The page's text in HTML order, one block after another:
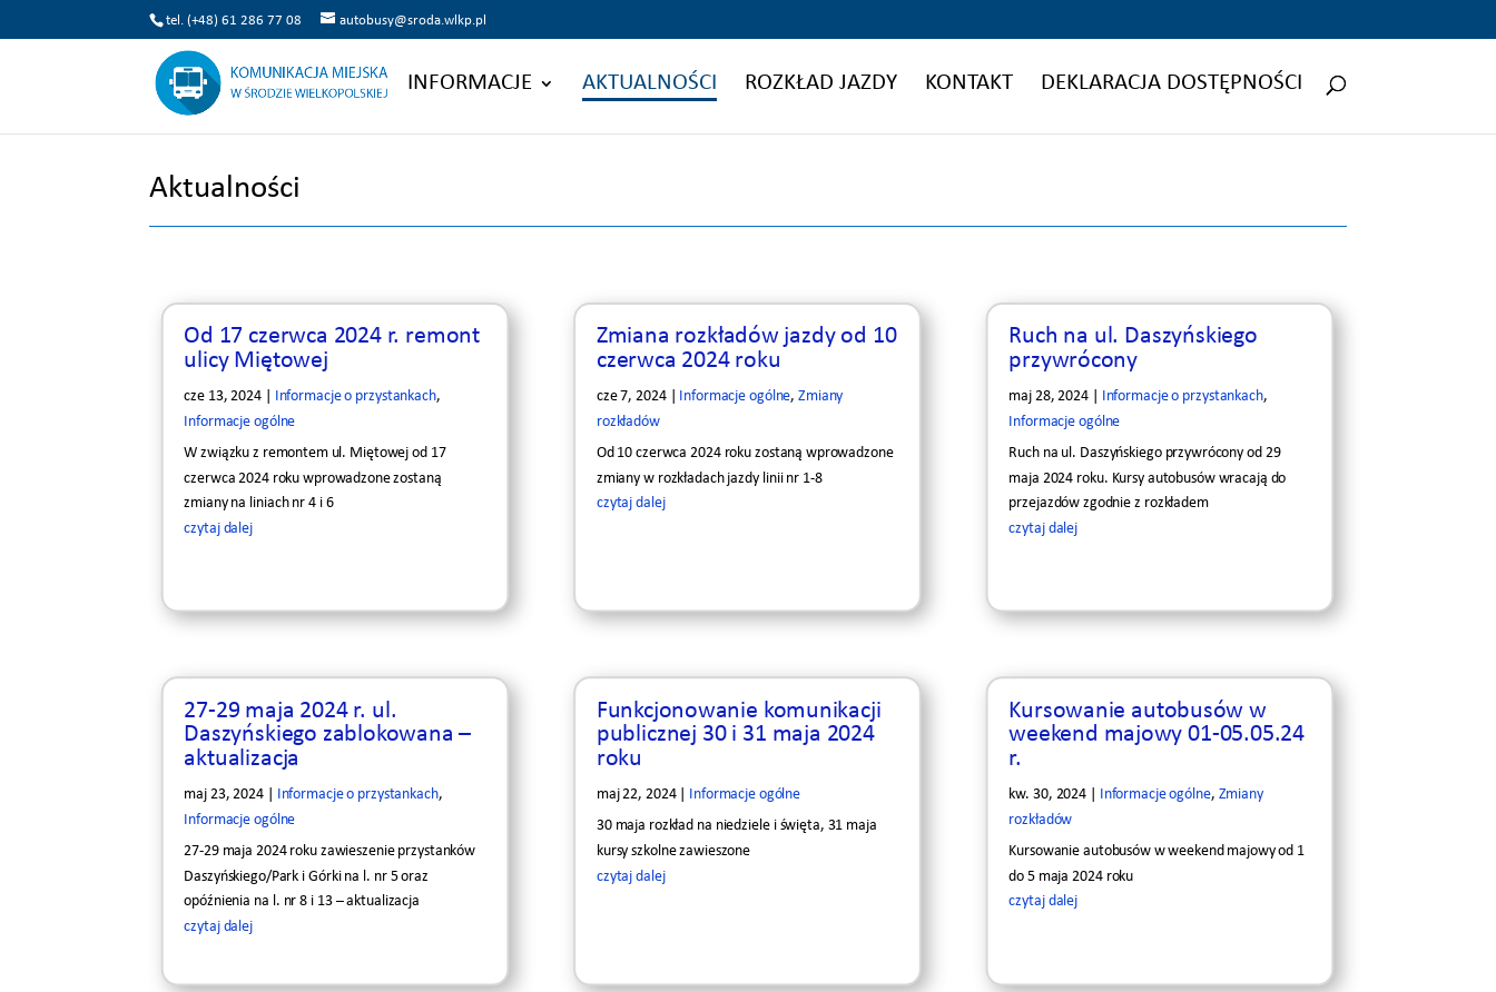
tel. (+48) 61 286 77 08 autobusy@sroda.wlkp.pl
INFORMACJE AKTUALNOŚCI ROZKŁAD JAZDY KONTAKT DEKLARACJA DOSTĘPNOŚCI
Aktualności
Od 17 czerwca 2024 r. remont
ulicy Miętowej
cze 13, 2024 Informacje o przystankach,
Informacje ogólne
W związku z remontem ul. Miętowej od 17
czerwca 2024 roku wprowadzone zostaną
zmiany na liniach nr 4 i 6
czytaj dalej
27-29 maja 2024 r. ul.
Daszyńskiego zablokowana –
aktualizacja
maj 23, 2024 Informacje o przystankach,
Informacje ogólne
27-29 maja 2024 roku zawieszenie przystanków
Daszyńskiego/Park i Górki na l. nr 5 oraz
opóźnienia na l. nr 8 i 13 – aktualizacja
czytaj dalej
Zmiana rozkładów jazdy od 10
czerwca 2024 roku
cze 7, 2024| Informacje ogólne,Zmiany
rozkładów
Od 10 czerwca 2024 roku zostaną wprowadzone
zmiany w rozkładach jazdy linii nr 1-8
czytaj dalej
Funkcjonowanie komunikacji
publicznej 30 i 31 maja 2024
roku
maj 22, 2024|
Informacje ogólne
30 maja rozkład na niedziele i święta, 31 maja
kursy szkolne zawieszone
czytaj dalej
Ruch na ul. Daszyńskiego
przywrócony
maj 28, 2024 Informacje o przystankach,
Informacje ogólne
Ruch na ul. Daszyńskiego przywrócony od 29
maja 2024 roku. Kursy autobusów wracają do
przejazdów zgodnie z rozkładem
czytaj dalej
Kursowanie autobusów w
weekend majowy 01-05.05.24
r.
kw. 30, 2024 Informacje ogólne, Zmiany
rozkładów
Kursowanie autobusów w weekend majowy od 1
do 5 maja 2024 roku
czytaj dalej